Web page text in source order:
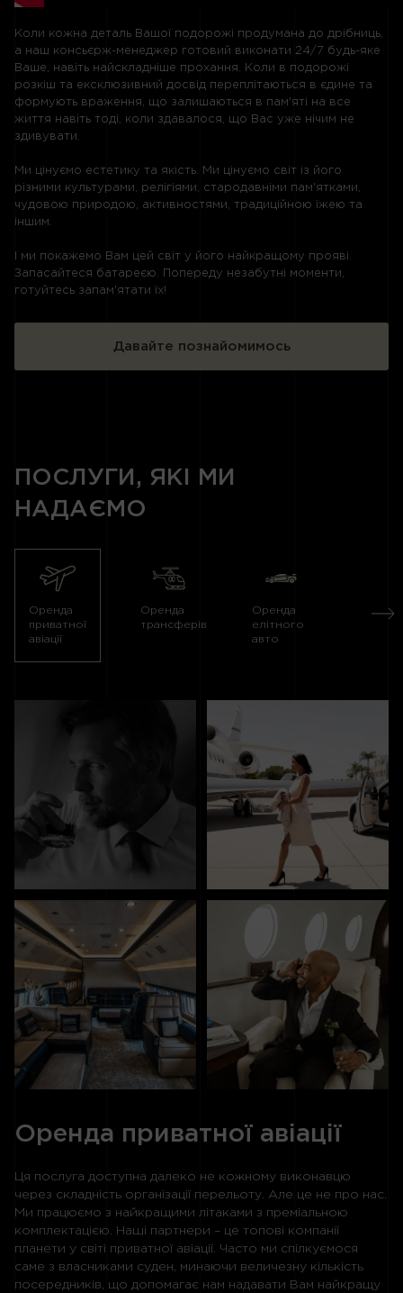
Коли кожна деталь Вашої подорожі продумана до дрібниць,
а наш консьєрж-менеджер готовий виконати 24/7 будь-яке
Ваше, навіть найскладніше прохання. Коли в подорожі
розкіш та ексклюзивний досвід переплітаються в єдине та
формують враження, що залишаються в пам'яті на все
життя навіть тоді, коли здавалося, що Вас уже нічим не
здивувати.
Ми цінуємо естетику та якість. Ми цінуємо світ із його
різними культурами, релігіями, стародавніми пам'ятками,
чудовою природою, активностями, традиційною їжею та
іншим.
І ми покажемо Вам цей світ у його найкращому прояві.
Запасайтеся батареєю. Попереду незабутні моменти,
готуйтесь запам'ятати їх!
Давайте познайомимось
ПОСЛУГИ, ЯКІ МИ
НАДАЄМО
Оренда
приватної
авіації
Оренда
трансферів
Оренда
елітного
авто
Оренда приватної авіації
Ця послуга доступна далеко не кожному виконавцю
через складність організації перельоту. Але це не про нас.
Ми працюємо з найкращими літаками з преміальною
комплектацією. Наші партнери – це топові компанії
планети у світі приватної авіації. Часто ми спілкуємося
саме з власниками суден, минаючи величезну кількість
посередників, що допомагає нам надавати Вам найкращу